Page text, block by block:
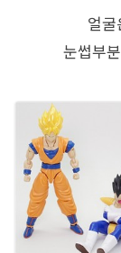
얼
눈썹부